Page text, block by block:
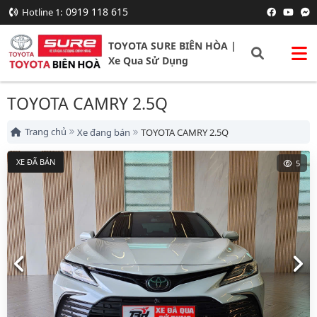
Hotline 1: 0919 118 615
TOYOTA SURE BIÊN HÒA |
Xe Qua Sử Dụng
TOYOTA CAMRY 2.5Q
Trang chủ Xe đang bán TOYOTA CAMRY 2.5Q
XE ĐÃ BÁN 5